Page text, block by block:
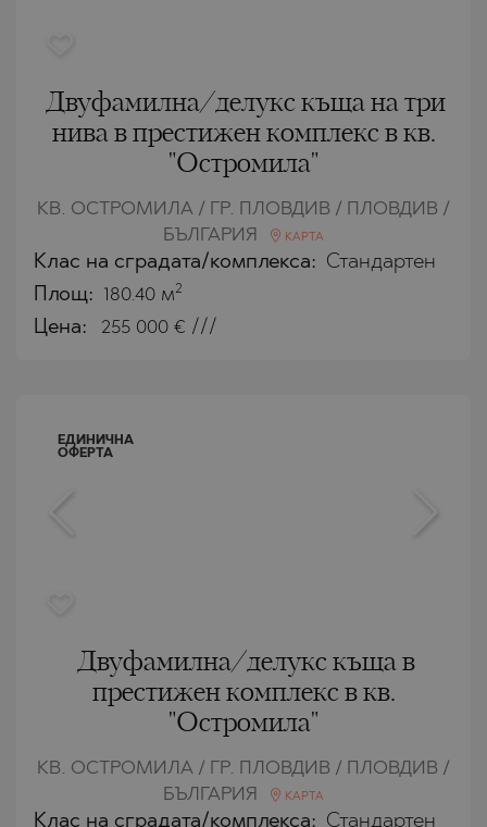
Двуфамилна/делукс къща на три
нива в престижен комплекс в кв.
"Остромила"
КВ. ОСТРОМИЛА / ГР. ПЛОВДИВ / ПЛОВДИВ /
БЪЛГАРИЯ
КАРТА
Клас на сградата/комплекса: Стандартен
Площ: 180.40 м2
Цена: 255 000 € ///
ЕДИНИЧНА
ОФЕРТА
Двуфамилна/делукс къща в
престижен комплекс в кв.
"Остромила"
КВ. ОСТРОМИЛА / ГР. ПЛОВДИВ / ПЛОВДИВ /
БЪЛГАРИЯ
КАРТА
Клас на сградата/комплекса: Стандартен